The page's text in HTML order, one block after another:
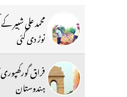
محمد علی شبیر
توڑ دی گئی
فراق
ہندوستان